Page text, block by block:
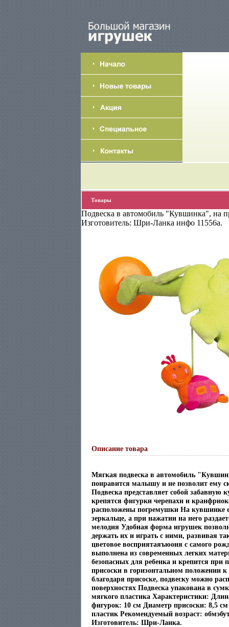
Товары
Подвеска в автомобиль "Кувшинка", на
Изготовитель: Шри-Ланка инфо 11556a.
Описание товара
Мягкая подвеска в автомобиль
понравится малышу и не позволит ему
Подвеска представляет собой забавную
крепятся фигурки черепахи и
расположены погремушки На кувшинке
зеркальце, а при нажатии на него
мелодия Удобная форма игрушек
держать их и играть с ними, развивая
цветовое восприятаяъюоия с самого
выполнена из современных легких
безопасных для ребенка и крепится
присоски в горизонтальном положении
благодаря присоске, подвеску можно
поверхностях Подвеска упакована в
мягкого пластика Характеристики:
фигурок: 10 см Диаметр присоски: 8,5
пластик Рекомендуемый возраст:
Изготовитель: Шри-Ланка.